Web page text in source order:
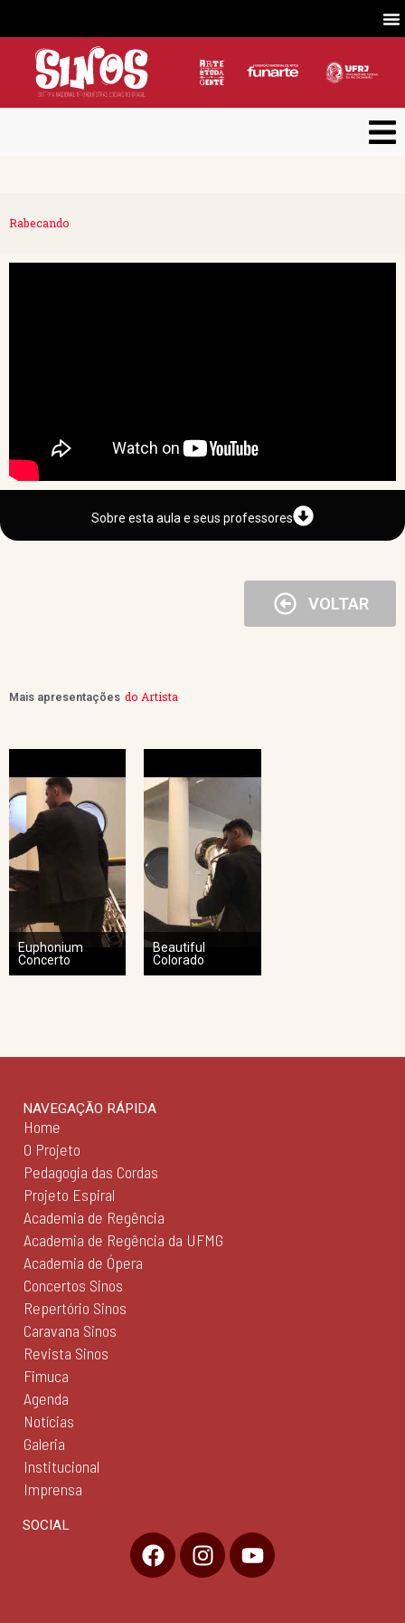
Rabecando
VOLTAR
Sobre esta aula e seus professores
Mais apresentações do Artista
Euphonium
Concerto
Beautiful
Colorado
NAVEGAÇÃO RÁPIDA
Home
O Projeto
Pedagogia das Cordas
Projeto Espiral
Academia de Regência
Academia de Regência da UFMG
Academia de Ópera
Concertos Sinos
Repertório Sinos
Caravana Sinos
Revista Sinos
Fimuca
Agenda
Notícias
Galeria
Institucional
Imprensa
SOCIAL